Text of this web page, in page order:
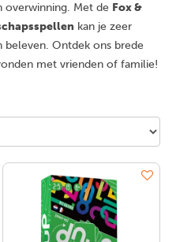
overwinning. Met de Fox &
kan je zeer
Ontdek ons brede
met vrienden of familie!